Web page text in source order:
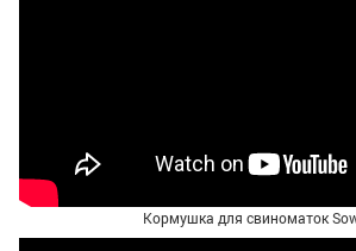
Кормушка для свиноматок